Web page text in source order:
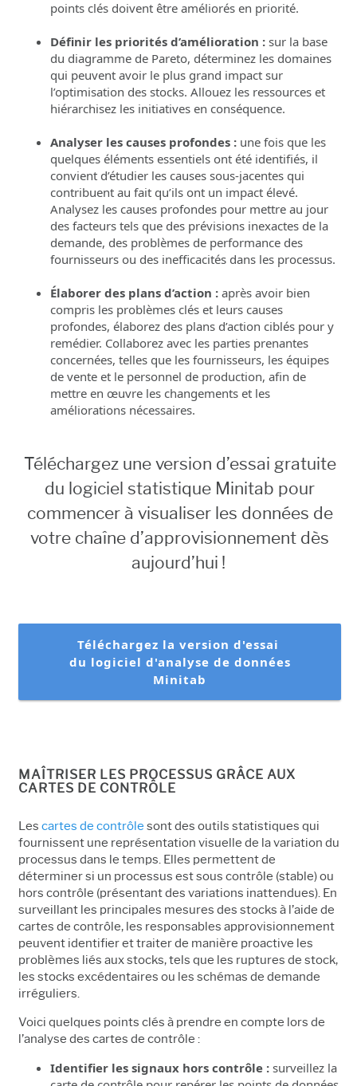
points clés doivent être améliorés en priorité.
Définir les priorités d’amélioration : sur la base
du diagramme de Pareto, déterminez les domaines
qui peuvent avoir le plus grand impact sur
l’optimisation des stocks. Allouez les ressources et
hiérarchisez les initiatives en conséquence.
Analyser les causes profondes : une fois que les
quelques éléments essentiels ont été identifiés, il
convient d’étudier les causes sous-jacentes qui
contribuent au fait qu’ils ont un impact élevé.
Analysez les causes profondes pour mettre au jour
des facteurs tels que des prévisions inexactes de la
demande, des problèmes de performance des
fournisseurs ou des inefficacités dans les processus.
Élaborer des plans d’action : après avoir bien
compris les problèmes clés et leurs causes
profondes, élaborez des plans d’action ciblés pour y
remédier. Collaborez avec les parties prenantes
concernées, telles que les fournisseurs, les équipes
de vente et le personnel de production, afin de
mettre en œuvre les changements et les
améliorations nécessaires.
Téléchargez une version d’essai gratuite
du logiciel statistique Minitab pour
commencer à visualiser les données de
votre chaîne d’approvisionnement dès
aujourd’hui !
Téléchargez la version d'essai
du logiciel d'analyse de données
Minitab
MAÎTRISER LES PROCESSUS GRÂCE AUX
CARTES DE CONTRÔLE
Les cartes de contrôle sont des outils statistiques qui
fournissent une représentation visuelle de la variation du
processus dans le temps. Elles permettent de
déterminer si un processus est sous contrôle (stable) ou
hors contrôle (présentant des variations inattendues). En
surveillant les principales mesures des stocks à l’aide de
cartes de contrôle, les responsables approvisionnement
peuvent identifier et traiter de manière proactive les
problèmes liés aux stocks, tels que les ruptures de stock,
les stocks excédentaires ou les schémas de demande
irréguliers.
Voici quelques points clés à prendre en compte lors de
l’analyse des cartes de contrôle :
Identifier les signaux hors contrôle : surveillez la